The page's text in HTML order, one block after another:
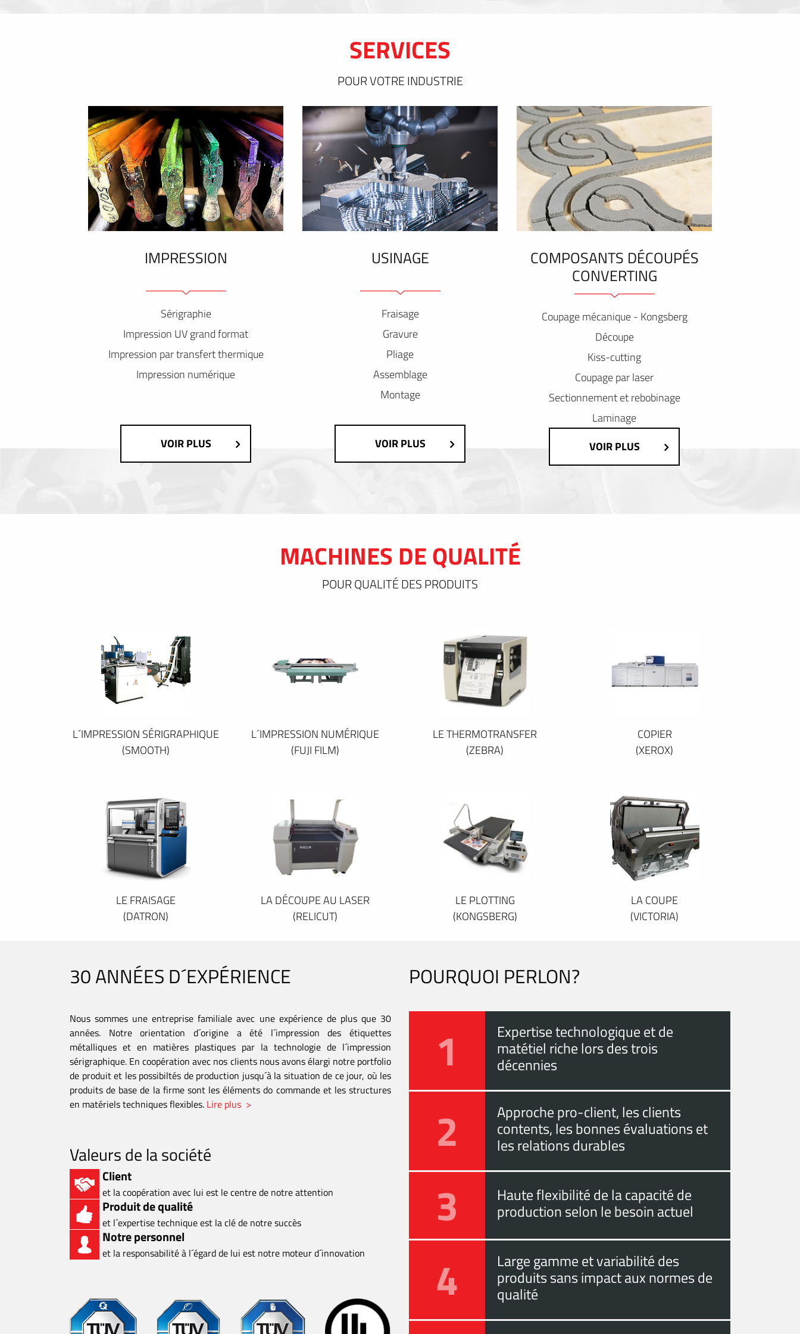
SERVICES
POUR VOTRE INDUSTRIE
IMPRESSION
Sérigraphie
Impression UV grand format
Impression par transfert thermique
Impression numérique
VOIR PLUS
USINAGE
Fraisage
Gravure
Pliage
Assemblage
Montage
VOIR PLUS
COMPOSANTS DÉCOUPÉS
CONVERTING
Coupage mécanique - Kongsberg
Découpe
Kiss-cutting
Coupage par laser
Sectionnement et rebobinage
Laminage
VOIR PLUS
MACHINES DE QUALITÉ
POUR QUALITÉ DES PRODUITS
L´IMPRESSION SÉRIGRAPHIQUE
(SMOOTH)
L´IMPRESSION NUMÉRIQUE
(FUJI FILM)
LE THERMOTRANSFER
(ZEBRA)
COPIER
(XEROX)
LE FRAISAGE
(DATRON)
LA DÉCOUPE AU LASER
(RELICUT)
LE PLOTTING
(KONGSBERG)
LA COUPE
(VICTORIA)
30 ANNÉES D´EXPÉRIENCE
Nous sommes une entreprise familiale avec une expérience de plus que 30
années. Notre orientation d´origine a été l´impression des étiquettes
métalliques et en matières plastiques par la technologie de l´impression
sérigraphique. En coopération avec nos clients nous avons élargi notre portfolio
de produit et les possibiltés de production jusqu´à la situation de ce jour, où les
produits de base de la firme sont les éléments do commande et les structures
en matériels techniques flexibles. Lire plus >
Valeurs de la société
Client
et la coopération avec lui est le centre de notre attention
Produit de qualité
et l´expertise technique est la clé de notre succès
Notre personnel
et la responsabilité à l´égard de lui est notre moteur d´innovation
POURQUOI PERLON?
1 Expertise technologique et de
matétiel riche lors des trois
décennies
2 Approche pro-client, les clients
contents, les bonnes évaluations et
les relations durables
3 Haute flexibilité de la capacité de
production selon le besoin actuel
4 Large gamme et variabilité des
produits sans impact aux normes de
qualité